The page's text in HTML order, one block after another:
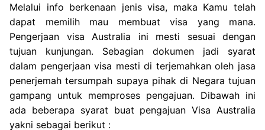
Melalui info berkenaan jenis visa, maka Kamu telah
dapat memilih mau membuat visa yang mana.
Pengerjaan visa Australia ini mesti sesuai dengan
tujuan kunjungan. Sebagian dokumen jadi syarat
dalam pengerjaan visa mesti di terjemahkan oleh jasa
penerjemah tersumpah supaya pihak di Negara tujuan
gampang untuk memproses pengajuan. Dibawah ini
ada beberapa syarat buat pengajuan Visa Australia
yakni sebagai berikut :